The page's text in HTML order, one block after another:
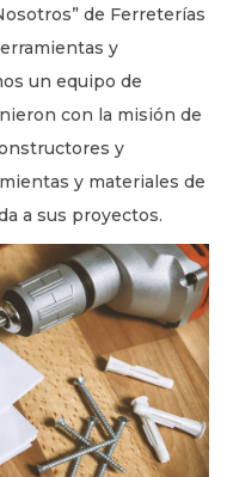
de Ferreterías
y
un equipo de
con la misión de
y
y materiales de
a sus proyectos.